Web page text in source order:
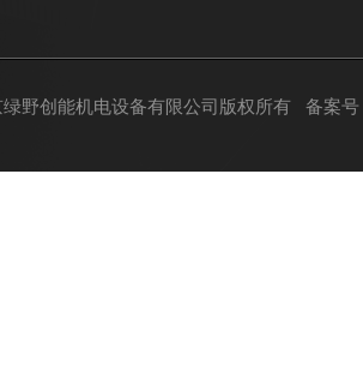
野创能机电设备有限公司版权所有 备案